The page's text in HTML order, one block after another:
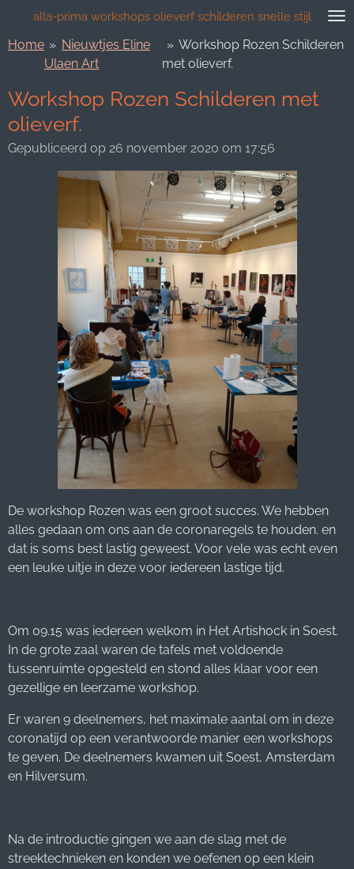
naar
hoofdinhoud
alla-prima workshops olieverf schilderen snelle stijl
Home » Nieuwtjes Eline
Ulaen Art
» Workshop Rozen Schilderen
met olieverf.
Workshop Rozen Schilderen met
olieverf.
Gepubliceerd op 26 november 2020 om 17:56
De workshop Rozen was een groot succes. We hebben
alles gedaan om ons aan de coronaregels te houden. en
dat is soms best lastig geweest. Voor vele was echt even
een leuke uitje in deze voor iedereen lastige tijd.
Om 09.15 was iedereen welkom in Het Artishock in Soest.
In de grote zaal waren de tafels met voldoende
tussenruimte opgesteld en stond alles klaar voor een
gezellige en leerzame workshop.
Er waren 9 deelnemers, het maximale aantal om in deze
coronatijd op een verantwoorde manier een workshops
te geven. De deelnemers kwamen uit Soest, Amsterdam
en Hilversum.
Na de introductie gingen we aan de slag met de
streektechnieken en konden we oefenen op een klein